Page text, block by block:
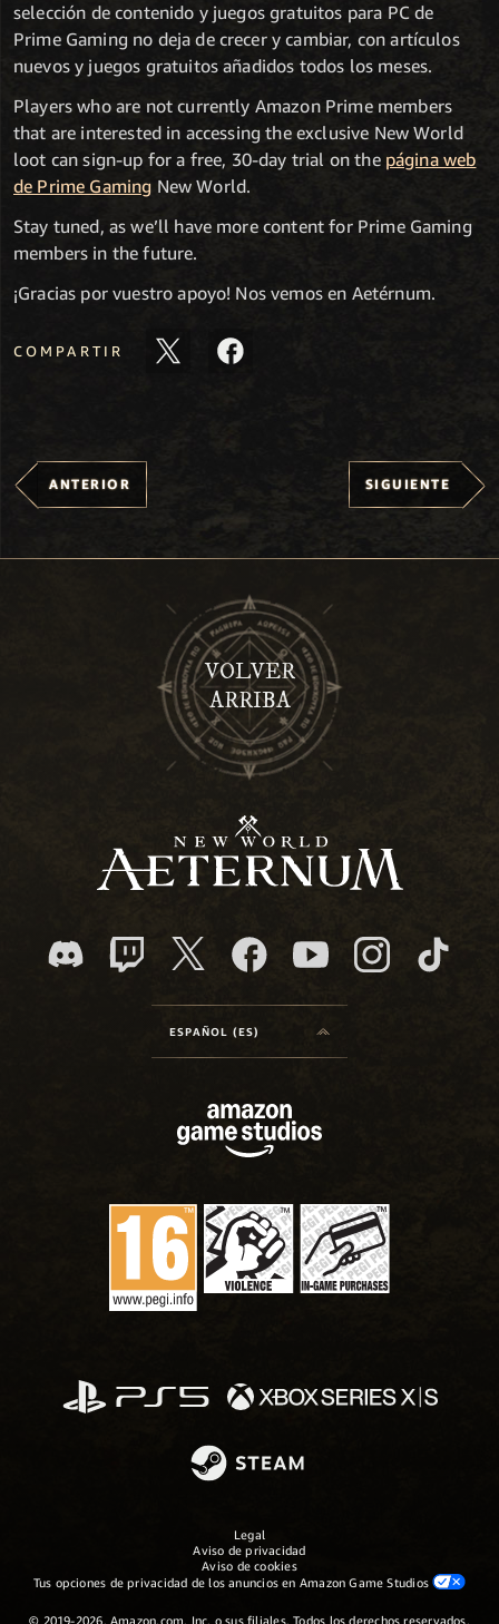
selección de contenido y juegos gratuitos para PC de
Prime Gaming no deja de crecer y cambiar, con artículos
nuevos y juegos gratuitos añadidos todos los meses.
Players who are not currently Amazon Prime members
that are interested in accessing the exclusive New World
loot can sign-up for a free, 30-day trial on the página web
de Prime Gaming New World.
Stay tuned, as we’ll have more content for Prime Gaming
members in the future.
¡Gracias por vuestro apoyo! Nos vemos en Aetérnum.
COMPARTIR
ANTERIOR SIGUIENTE
VOLVER
ARRIBA
ESPAÑOL (ES)
Legal
Aviso de privacidad
Aviso de cookies
Tus opciones de privacidad de los anuncios en Amazon Game Studios
© 2019-2026, Amazon.com, Inc. o sus filiales. Todos los derechos reservados.